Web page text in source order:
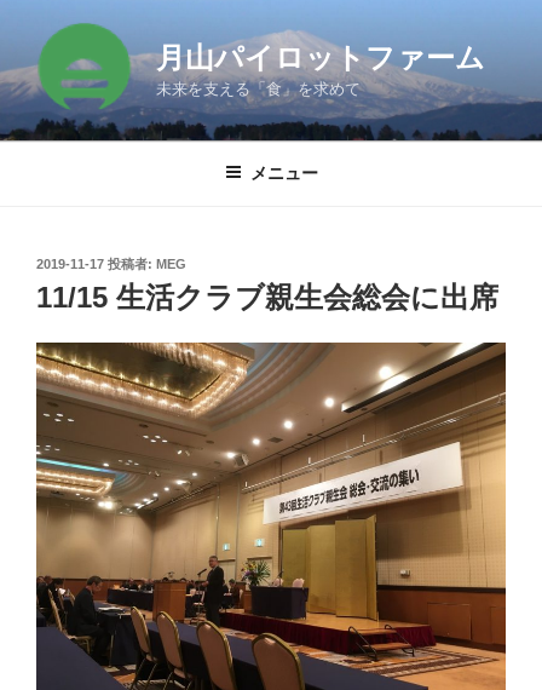
テ
ン
ツ
月山パイロットファーム
未来を支える「食」を求めて
メニュー
投
稿
日:
2019-11-17 投稿者: MEG
11/15 生活クラブ親生会総会に出席